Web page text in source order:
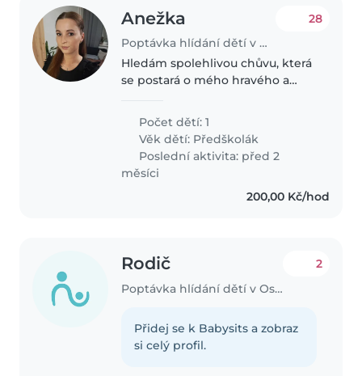
Anežka
Poptávka hlídání dětí v Ostrava
28
Hledám spolehlivou chůvu, která
se postará o mého hravého a
Jednalo by se o hlidani 1-2x
týdně v odpoledních a večerních
hodinách . Jestli máte
zkušenosti..
Počet dětí: 1
Věk dětí: Předškolák
Poslední aktivita: před 2
měsíci
200,00 Kč/hod
Rodič
Poptávka hlídání dětí v Ostrava
2
Přidej se k Babysits a zobraz
si celý profil.